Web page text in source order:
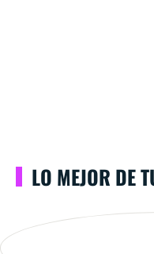
LO MEJOR DE